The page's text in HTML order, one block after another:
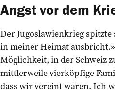
Angst vor dem
Der Jugoslawienkrieg
in meiner Heimat
Möglichkeit, in der Schweiz
mittlerweile vierköpfige
dass wir vereint waren. Ich